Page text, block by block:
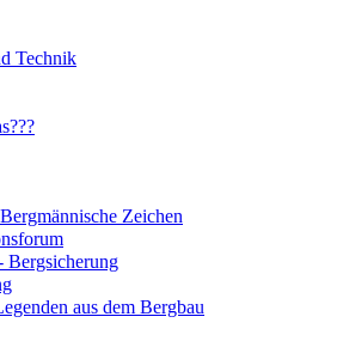
Technik
Zeichen
aus dem Bergbau